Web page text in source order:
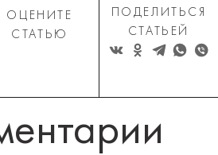
ОЦЕНИТЕ
СТАТЬЮ
ПОДЕЛИТЬСЯ
СТАТЬЕЙ